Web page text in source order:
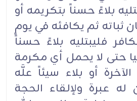
بلاءً حسناً بتكريمه أو
ثباته ثم يكافئه في يوم
فليبتليه بلاءً حسناًً
حتى لا يحمل أي مكرمة
أو بلاء سيئاً علَّه
عبرة ولإلقاء الحجة